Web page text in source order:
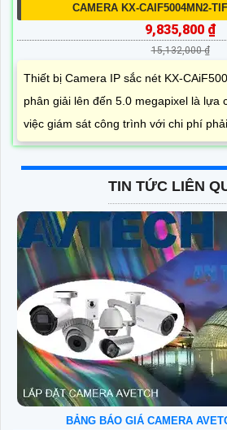
CAMERA KX-CAIF5004MN2-
9,835,800 ₫
15,132,000 ₫
Thiết bị Camera IP sắc nét KX-
phân giải lên đến 5.0 megapixel là lựa
việc giám sát công trình với chi phí
TIN TỨC LIÊN
BẢNG BÁO GIÁ CAMERA